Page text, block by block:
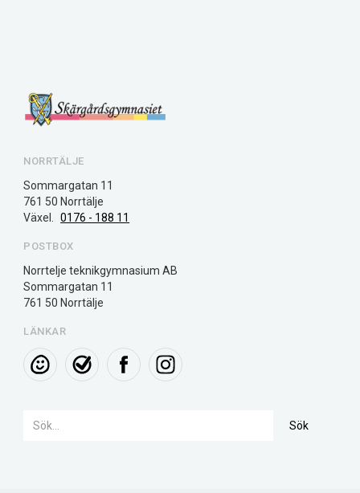
NORRTÄLJE
Sommargatan 11
761 50 Norrtälje
Växel.
0176 - 188 11
POSTBOX
Norrtelje teknikgymnasium AB
Sommargatan 11
761 50 Norrtälje
LÄNKAR